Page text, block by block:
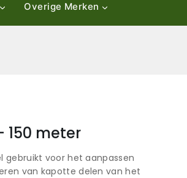
Overige Merken
150 meter
gebruikt voor het aanpassen
van kapotte delen van het